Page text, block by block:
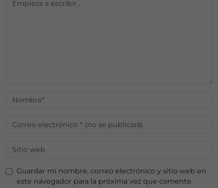
Guardar mi nombre, correo electrónico y sitio web en
este navegador para la próxima vez que comente.